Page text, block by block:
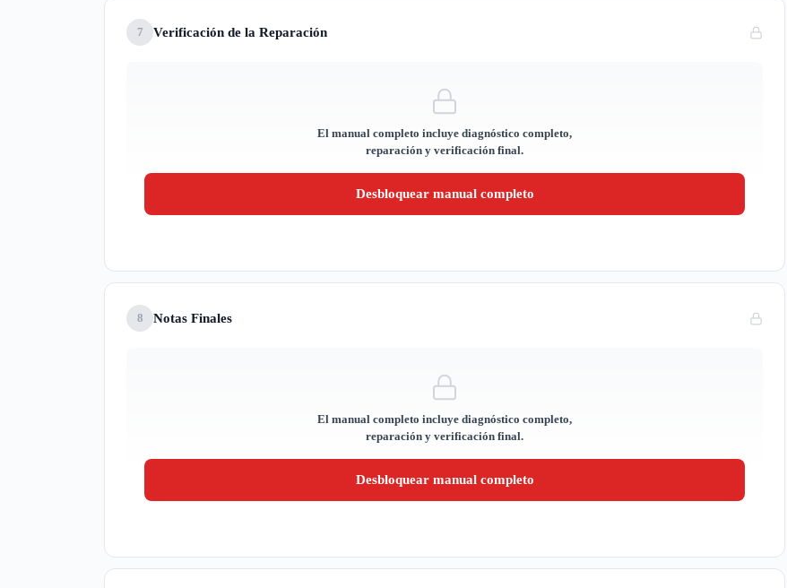
7 Verificación de la Reparación
El manual completo incluye diagnóstico completo,
reparación y verificación final.
Desbloquear manual completo
8 Notas Finales
El manual completo incluye diagnóstico completo,
reparación y verificación final.
Desbloquear manual completo